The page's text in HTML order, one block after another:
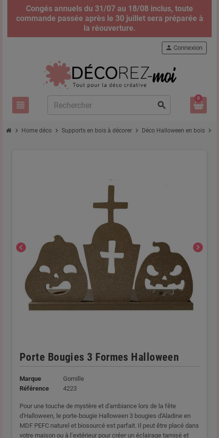
Congés annuels du 31/07 au 18/08 inclus, toute
commande passée après le 30 juillet sera préparée à
la réouverture.
view_headline search
person Connexion
0
chevron_right Home déco chevron_right Supports en bois à décorer chevron_right Déco Halloween en bois chevron_right
chevron_left chevron_right
Porte Bougies 3 Formes Halloween
Marque
Gomille
Référence
4223
Pour une touche de mystère et d'ambiance lors de la fête
d'Halloween, le porte-bougie Halloween 3 bougies d'Aladine en
MDF PEFC naturel et biosourcé est parfait. Il peut être placé dans
votre maison ou à l’extérieur pour créer un éclairage tamisé et